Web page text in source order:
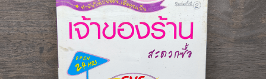
หนังสือทั้งหมด
stars สินค้าใช้เฉพาะแต้มเท่านั้น
📚 หนังสือทั่วไป